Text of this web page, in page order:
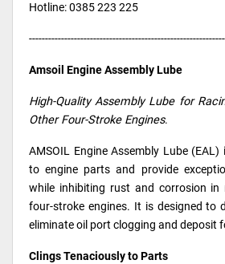
Hotline: 0385 223 225
Amsoil Engine Assembly Lube
High-Quality Assembly Lube for
Other Four-Stroke Engines.
AMSOIL Engine Assembly Lube
to engine parts and provide
while inhibiting rust and corrosion in
four-stroke engines. It is designed to
eliminate oil port clogging and deposit
Clings Tenaciously to Parts